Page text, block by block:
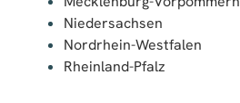
Niedersachsen
Nordrhein-Westfalen
Rheinland-Pfalz